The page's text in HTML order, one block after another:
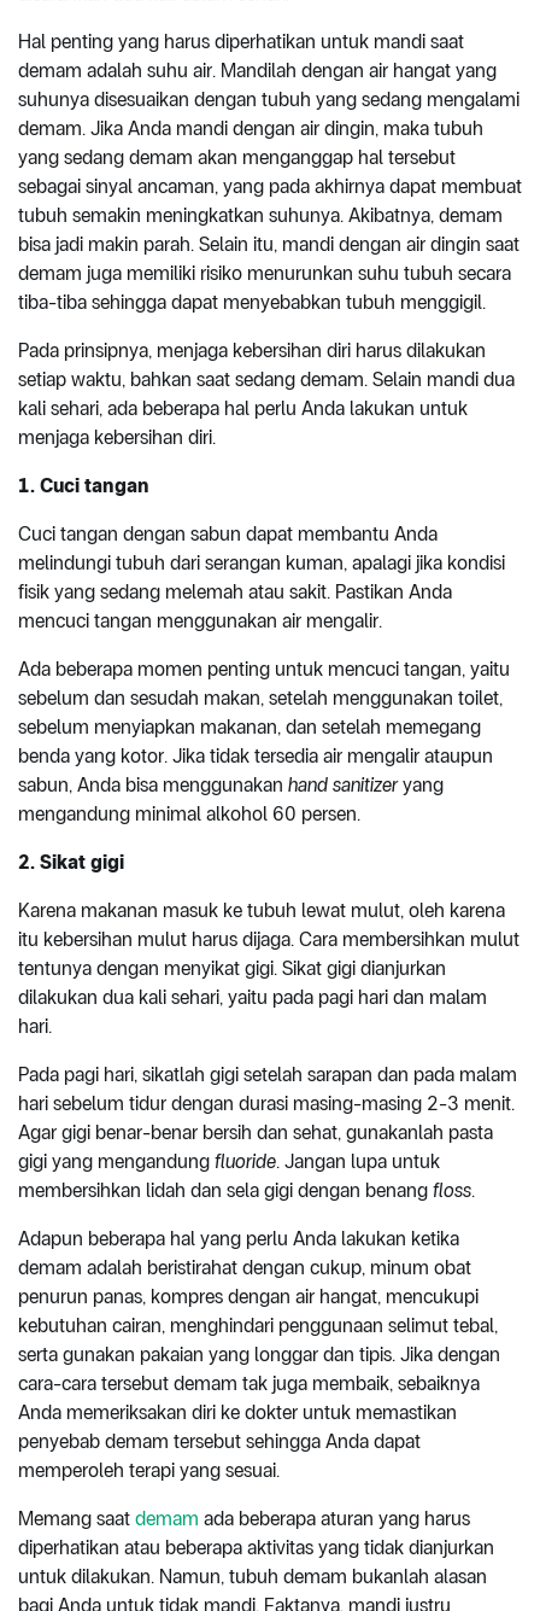
Hal penting yang harus diperhatikan untuk mandi saat
demam adalah suhu air. Mandilah dengan air hangat yang
suhunya disesuaikan dengan tubuh yang sedang mengalami
demam. Jika Anda mandi dengan air dingin, maka tubuh
yang sedang demam akan menganggap hal tersebut
sebagai sinyal ancaman, yang pada akhirnya dapat membuat
tubuh semakin meningkatkan suhunya. Akibatnya, demam
bisa jadi makin parah. Selain itu, mandi dengan air dingin saat
demam juga memiliki risiko menurunkan suhu tubuh secara
tiba-tiba sehingga dapat menyebabkan tubuh menggigil.
Pada prinsipnya, menjaga kebersihan diri harus dilakukan
setiap waktu, bahkan saat sedang demam. Selain mandi dua
kali sehari, ada beberapa hal perlu Anda lakukan untuk
menjaga kebersihan diri.
1. Cuci tangan
Cuci tangan dengan sabun dapat membantu Anda
melindungi tubuh dari serangan kuman, apalagi jika kondisi
fisik yang sedang melemah atau sakit. Pastikan Anda
mencuci tangan menggunakan air mengalir.
Ada beberapa momen penting untuk mencuci tangan, yaitu
sebelum dan sesudah makan, setelah menggunakan toilet,
sebelum menyiapkan makanan, dan setelah memegang
benda yang kotor. Jika tidak tersedia air mengalir ataupun
sabun, Anda bisa menggunakan hand sanitizeryang
mengandung minimal alkohol 60 persen.
2. Sikat gigi
Karena makanan masuk ke tubuh lewat mulut, oleh karena
itu kebersihan mulut harus dijaga. Cara membersihkan mulut
tentunya dengan menyikat gigi. Sikat gigi dianjurkan
dilakukan dua kali sehari, yaitu pada pagi hari dan malam
hari.
Pada pagi hari, sikatlah gigi setelah sarapan dan pada malam
hari sebelum tidur dengan durasi masing-masing 2-3 menit.
Agar gigi benar-benar bersih dan sehat, gunakanlah pasta
gigi yang mengandung fluoride. Jangan lupa untuk
membersihkan lidah dan sela gigi dengan benang floss.
Adapun beberapa hal yang perlu Anda lakukan ketika
demam adalah beristirahat dengan cukup, minum obat
penurun panas, kompres dengan air hangat, mencukupi
kebutuhan cairan, menghindari penggunaan selimut tebal,
serta gunakan pakaian yang longgar dan tipis. Jika dengan
cara-cara tersebut demam tak juga membaik, sebaiknya
Anda memeriksakan diri ke dokter untuk memastikan
penyebab demam tersebut sehingga Anda dapat
memperoleh terapi yang sesuai.
Memang saat demam ada beberapa aturan yang harus
diperhatikan atau beberapa aktivitas yang tidak dianjurkan
untuk dilakukan. Namun, tubuh demam bukanlah alasan
bagi Anda untuk tidak mandi. Faktanya, mandi justru